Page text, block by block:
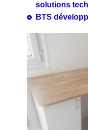
solutions
BTS